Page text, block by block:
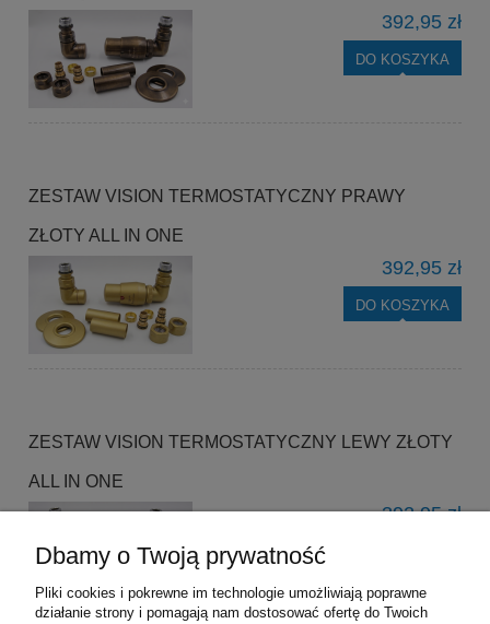
392,95 zł
DO KOSZYKA
ZESTAW VISION TERMOSTATYCZNY PRAWY
ZŁOTY ALL IN ONE
392,95 zł
DO KOSZYKA
ZESTAW VISION TERMOSTATYCZNY LEWY ZŁOTY
ALL IN ONE
392,95 zł
Dbamy o Twoją prywatność
Pliki cookies i pokrewne im technologie umożliwiają poprawne
działanie strony i pomagają nam dostosować ofertę do Twoich